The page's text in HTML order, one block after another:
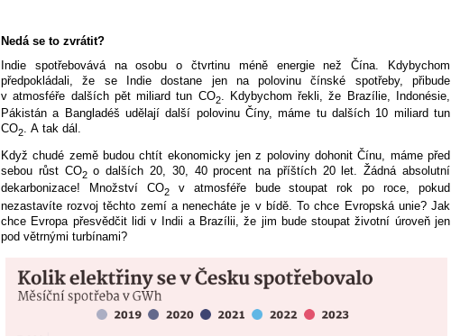
Nedá se to zvrátit?
Indie spotřebovává na osobu o čtvrtinu méně energie než Čína. Kdybychom
předpokládali, že se Indie dostane jen na polovinu čínské spotřeby, přibude
v atmosféře dalších pět miliard tun CO2. Kdybychom řekli, že Brazílie, Indonésie,
Pákistán a Bangladéš udělají další polovinu Číny, máme tu dalších 10 miliard tun
CO2. A tak dál.
Když chudé země budou chtít ekonomicky jen z poloviny dohonit Čínu, máme před
sebou růst CO2o dalších 20, 30, 40 procent na příštích 20 let. Žádná absolutní
dekarbonizace! Množství CO2v atmosféře bude stoupat rok po roce, pokud
nezastavíte rozvoj těchto zemí a nenecháte je v bídě. To chce Evropská unie? Jak
chce Evropa přesvědčit lidi v Indii a Brazílii, že jim bude stoupat životní úroveň jen
pod větrnými turbínami?